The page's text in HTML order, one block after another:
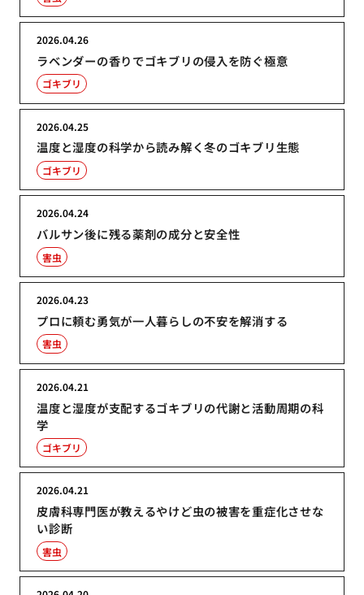
ラベンダーの香りでゴキブリの侵入を防ぐ極意
2026.04.26
ゴキブリ
温度と湿度の科学から読み解く冬のゴキブリ生態
2026.04.25
ゴキブリ
バルサン後に残る薬剤の成分と安全性
2026.04.24
害虫
プロに頼む勇気が一人暮らしの不安を解消する
2026.04.23
害虫
温度と湿度が支配するゴキブリの代謝と活動周期の科
学
2026.04.21
ゴキブリ
皮膚科専門医が教えるやけど虫の被害を重症化させな
い診断
2026.04.21
害虫